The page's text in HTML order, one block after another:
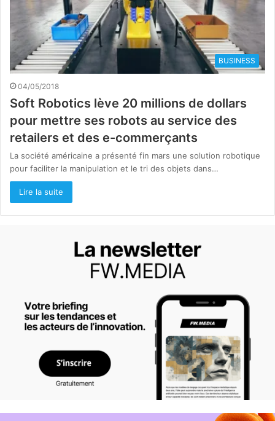
BUSINESS
04/05/2018
Soft Robotics lève 20 millions de dollars
pour mettre ses robots au service des
retailers et des e-commerçants
La société américaine a présenté fin mars une solution robotique
pour faciliter la manipulation et le tri des objets dans…
Lire la suite